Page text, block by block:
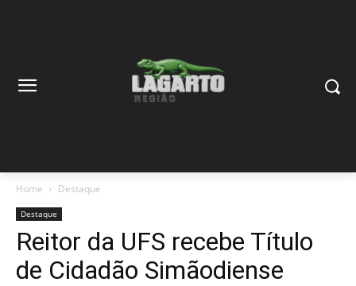
Home Destaque
Destaque
Reitor da UFS recebe Título
de Cidadão Simãodiense